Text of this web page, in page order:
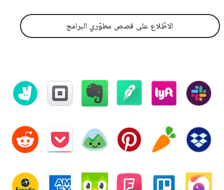
الاطّلاع على قصص مطوّري البرامج